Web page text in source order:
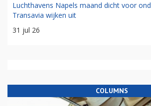
Luchthavens Napels maand dicht voor
Transavia wijken uit
31 jul 26
COLUMNS